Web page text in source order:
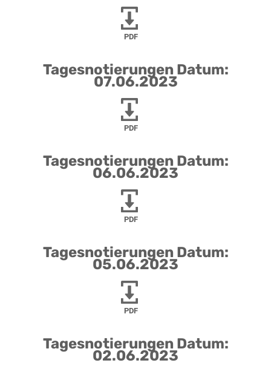
PDF
Tagesnotierungen Datum:
07.06.2023
PDF
Tagesnotierungen Datum:
06.06.2023
PDF
Tagesnotierungen Datum:
05.06.2023
PDF
Tagesnotierungen Datum:
02.06.2023